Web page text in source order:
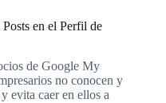
en el Perfil de
de Google My
no conocen y
evita caer en ellos a